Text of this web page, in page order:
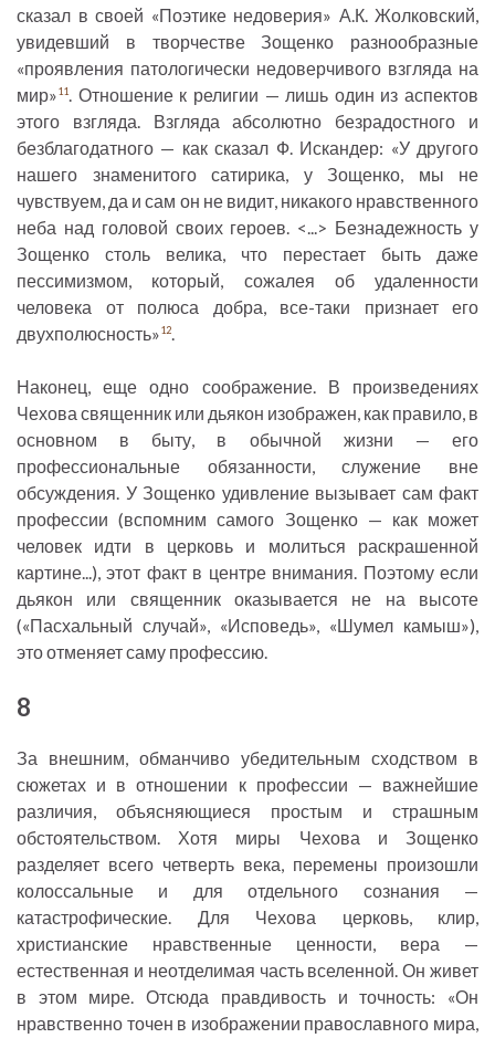
сказал в своей «Поэтике недоверия» А.К. Жолковский,
увидевший в творчестве Зощенко разнообразные
«проявления патологически недоверчивого взгляда на
мир»11. Отношение к религии — лишь один из аспектов
этого взгляда. Взгляда абсолютно безрадостного и
безблагодатного — как сказал Ф. Искандер: «У другого
нашего знаменитого сатирика, у Зощенко, мы не
чувствуем, да и сам он не видит, никакого нравственного
неба над головой своих героев. <...> Безнадежность у
Зощенко столь велика, что перестает быть даже
пессимизмом, который, сожалея об удаленности
человека от полюса добра, все-таки признает его
двухполюсность»12.
Наконец, еще одно соображение. В произведениях
Чехова священник или дьякон изображен, как правило, в
основном в быту, в обычной жизни — его
профессиональные обязанности, служение вне
обсуждения. У Зощенко удивление вызывает сам факт
профессии (вспомним самого Зощенко — как может
человек идти в церковь и молиться раскрашенной
картине...), этот факт в центре внимания. Поэтому если
дьякон или священник оказывается не на высоте
(«Пасхальный случай», «Исповедь», «Шумел камыш»),
это отменяет саму профессию.
8
За внешним, обманчиво убедительным сходством в
сюжетах и в отношении к профессии — важнейшие
различия, объясняющиеся простым и страшным
обстоятельством. Хотя миры Чехова и Зощенко
разделяет всего четверть века, перемены произошли
колоссальные и для отдельного сознания —
катастрофические. Для Чехова церковь, клир,
христианские нравственные ценности, вера —
естественная и неотделимая часть вселенной. Он живет
в этом мире. Отсюда правдивость и точность: «Он
нравственно точен в изображении православного мира,